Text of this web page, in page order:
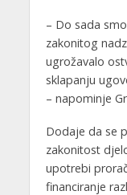
– Do sada
zakonitog
ugrožavalo
sklapanju
– napominje
Dodaje da se
zakonitost
upotrebi
financiranje